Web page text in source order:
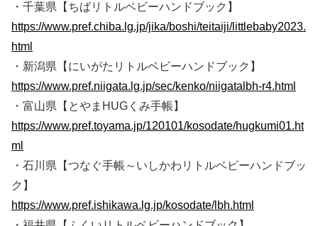
・千葉県【ちばリトルベビーハンドブック】
https://www.pref.chiba.lg.jp/jika/boshi/teitaiji/littlebaby2023.
html
・新潟県【にいがたリトルベビーハンドブック】
https://www.pref.niigata.lg.jp/sec/kenko/niigatalbh-r4.html
・富山県【とやまHUGくみ手帳】
https://www.pref.toyama.jp/120101/kosodate/hugkumi01.ht
ml
・石川県【つなぐ手帳～いしかわリトルベビーハンドブッ
ク】
https://www.pref.ishikawa.lg.jp/kosodate/lbh.html